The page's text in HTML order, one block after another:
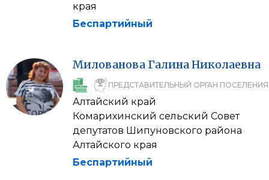
края
Беспартийный
Милованова ГалинаНиколаевна
ПРЕДСТАВИТЕЛЬНЫЙ ОРГАН ПОСЕЛЕНИЯ
Алтайский край
Комарихинский сельский Совет
депутатов Шипуновского района
Алтайского края
Беспартийный